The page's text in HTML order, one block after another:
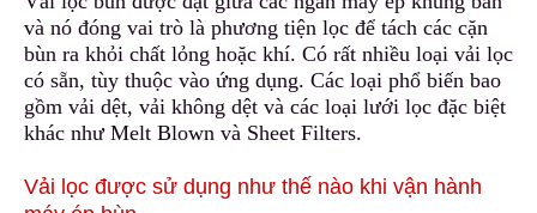
và nó đóng vai trò là phương tiện lọc để tách các cặn
bùn ra khỏi chất lỏng hoặc khí. Có rất nhiều loại vải lọc
có sẵn, tùy thuộc vào ứng dụng. Các loại phổ biến bao
gồm vải dệt, vải không dệt và các loại lưới lọc đặc biệt
khác như Melt Blown và Sheet Filters.
Vải lọc được sử dụng như thế nào khi vận hành